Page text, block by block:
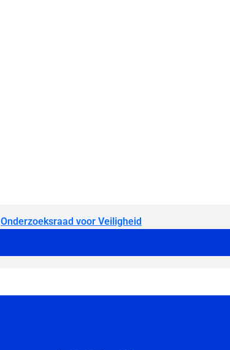
Onderzoeksraad voor Veiligheid